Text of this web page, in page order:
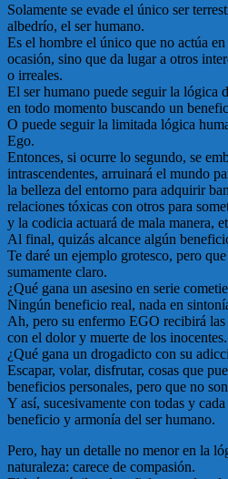
Solamente se evade el único ser
albedrío, el ser humano.
Es el hombre el único que no actúa
ocasión, sino que da lugar a otros
o irreales.
El ser humano puede seguir la lógica
en todo momento buscando un
O puede seguir la limitada lógica
Ego.
Entonces, si ocurre lo segundo, se
intrascendentes, arruinará el mundo
la belleza del entorno para adquirir
relaciones tóxicas con otros para
y la codicia actuará de mala manera,
Al final, quizás alcance algún
Te daré un ejemplo grotesco, pero
sumamente claro.
¿Qué gana un asesino en serie
Ningún beneficio real, nada en
Ah, pero su enfermo EGO recibirá
con el dolor y muerte de los inocentes.
¿Qué gana un drogadicto con su
Escapar, volar, disfrutar, cosas que
beneficios personales, pero que no
Y así, sucesivamente con todas y
beneficio y armonía del ser humano.
Pero, hay un detalle no menor en la
naturaleza: carece de compasión.